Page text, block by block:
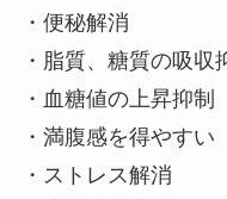
・便秘解消
・脂質、糖質の吸収
・血糖値の上昇抑制
・満腹感を得やすい
・ストレス解消